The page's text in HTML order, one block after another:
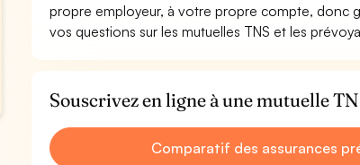
propre employeur, à votre propre compte, donc
vos questions sur les mutuelles TNS et les
Souscrivez en ligne à une mutuelle
Comparatif des assurances